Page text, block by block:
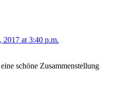
2017 at 3:40 p.m.
schöne Zusammenstellung